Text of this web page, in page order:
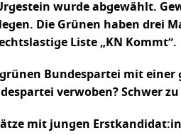
wurde abgewählt.
Die Grünen haben drei
Liste „KN Kommt“.
Bundespartei mit einer
verwoben? Schwer zu
mit jungen